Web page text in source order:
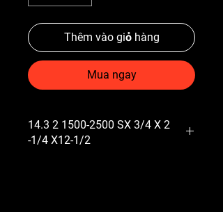
Thêm vào giỏ hàng
Mua ngay
14.3 2 1500-2500 SX 3/4 X 2
-1/4 X12-1/2